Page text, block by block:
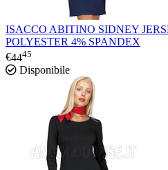
ISACCO ABITINO SIDNEY
POLYESTER 4% SPANDEX
€4445
Disponibile